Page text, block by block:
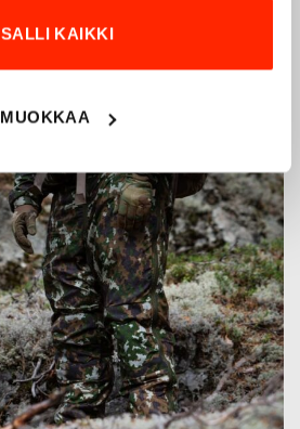
SALLI KAIKKI
MUOKKAA